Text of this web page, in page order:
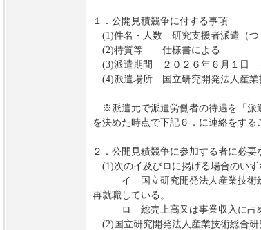
１．公開見積競争に付する事項
(1)件名・人数 研究支援者派遣（つ
(2)特質等 仕様書による
(3)派遣期間 ２０２６年６月１日
(4)派遣場所 国立研究開発法人産
※派遣元で派遣労働者の待遇を「派
を決めた時点で下記６．に連絡をする
２．公開見積競争に参加する者に必要
(1)次のイ及びロに掲げる場合のいず
イ 国立研究開発法人産業技術総合
再就職している。
ロ 総売上高又は事業収入に占める
(2)国立研究開発法人産業技術総合研